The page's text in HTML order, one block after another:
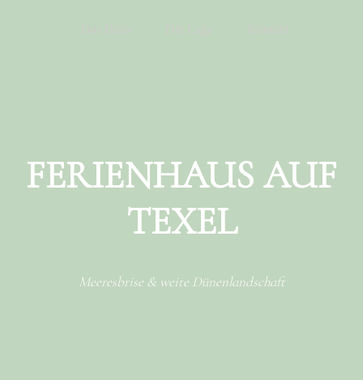
FERIENHAUS AUF
TEXEL
Meeresbrise & weite Dünenlandschaft